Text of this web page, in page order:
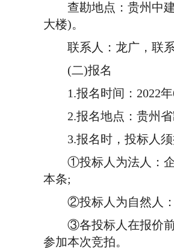
查勘地点：贵州中建
大楼)。
联系人：龙广，联系电
(二)报名
1.报名时间：2022年6
2.报名地点：贵州省
3.报名时，投标人须
①投标人为法人：企业
本条;
②投标人为自然人：
③各投标人在报价前需
参加本次竞拍。